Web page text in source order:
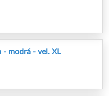
- modrá - vel. XL